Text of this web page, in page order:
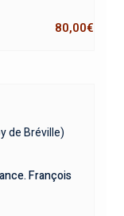
80,00€
de Bréville)
François